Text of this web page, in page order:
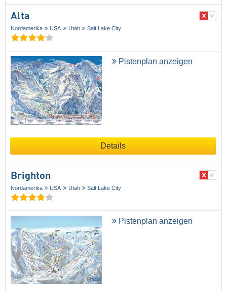
Alta
Nordamerika USA Utah Salt Lake City
Pistenplan anzeigen
Details
Brighton
Nordamerika USA Utah Salt Lake City
Pistenplan anzeigen